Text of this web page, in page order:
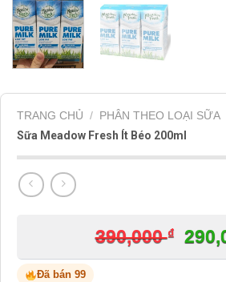
TRANG CHỦ / PHÂN THEO LOẠI SỮA
Sữa Meadow Fresh Ít Béo 200ml
390,000₫
Giá
gốc
Đã bán 99